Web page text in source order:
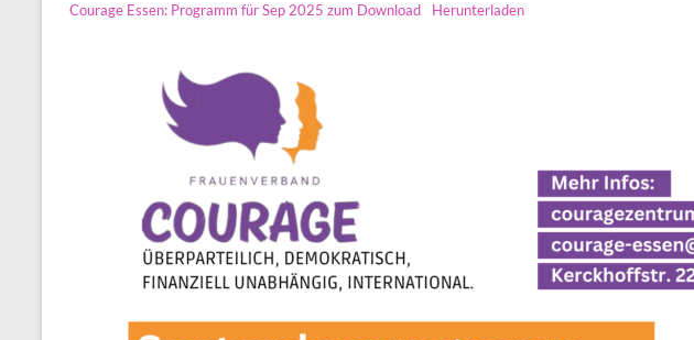
Courage Essen: Programm für Sep 2025 zum Download Herunterladen